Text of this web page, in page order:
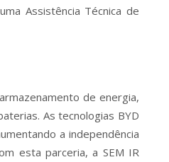
Assistência Técnica de
de energia,
As tecnologias BYD
a independência
esta parceria, a SEM IR